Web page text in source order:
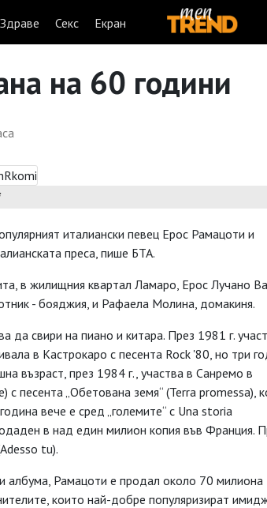
Здраве Секс Екран
на 60 години
италиански певец Ерос Рамацоти и
преса, пише БТА.
в жилищния квартал Ламаро, Ерос Лучано
- бояджия, и Рафаела Молина, домакиня.
да свири на пиано и китара. През 1981 г.
в Кастрокаро с песента Rock '80, но три
възраст, през 1984 г., участва в Санремо в
песента „Обетована земя“ (Terra promessa),
вече е сред „големите“ с Una storia
в над един милион копия във Франция.
tu).
албума, Рамацоти е продал около 70 милиона
които най-добре популяризират